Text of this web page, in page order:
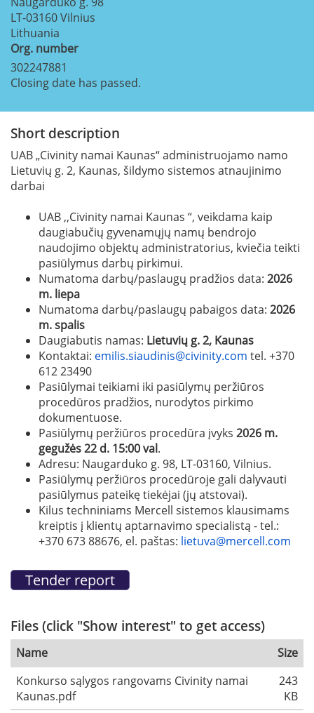
LT-03160Vilnius
Lithuania
Org. number
302247881
Closing date has passed.
Short description
UAB „Civinity namai Kaunas“ administruojamo namo
Lietuvių g. 2, Kaunas, šildymo sistemos atnaujinimo
darbai
UAB ,,Civinity namai Kaunas “, veikdama kaip
daugiabučių gyvenamųjų namų bendrojo
naudojimo objektų administratorius, kviečia teikti
pasiūlymus darbų pirkimui.
Numatoma darbų/paslaugų pradžios data: 2026
m. liepa
Numatoma darbų/paslaugų pabaigos data: 2026
m. spalis
Daugiabutis namas: Lietuvių g. 2, Kaunas
Kontaktai: emilis.siaudinis@civinity.com tel. +370
612 23490
Pasiūlymai teikiami iki pasiūlymų peržiūros
procedūros pradžios, nurodytos pirkimo
dokumentuose.
Pasiūlymų peržiūros procedūra įvyks 2026 m.
gegužės 22 d. 15:00 val.
Adresu: Naugarduko g. 98, LT-03160, Vilnius.
Pasiūlymų peržiūros procedūroje gali dalyvauti
pasiūlymus pateikę tiekėjai (jų atstovai).
Kilus techniniams Mercell sistemos klausimams
kreiptis į klientų aptarnavimo specialistą - tel.:
+370 673 88676, el. paštas: lietuva@mercell.com
Files (click "Show interest" to get access)
Name
Size
Konkurso sąlygos rangovams Civinity namai
Kaunas.pdf
243
KB